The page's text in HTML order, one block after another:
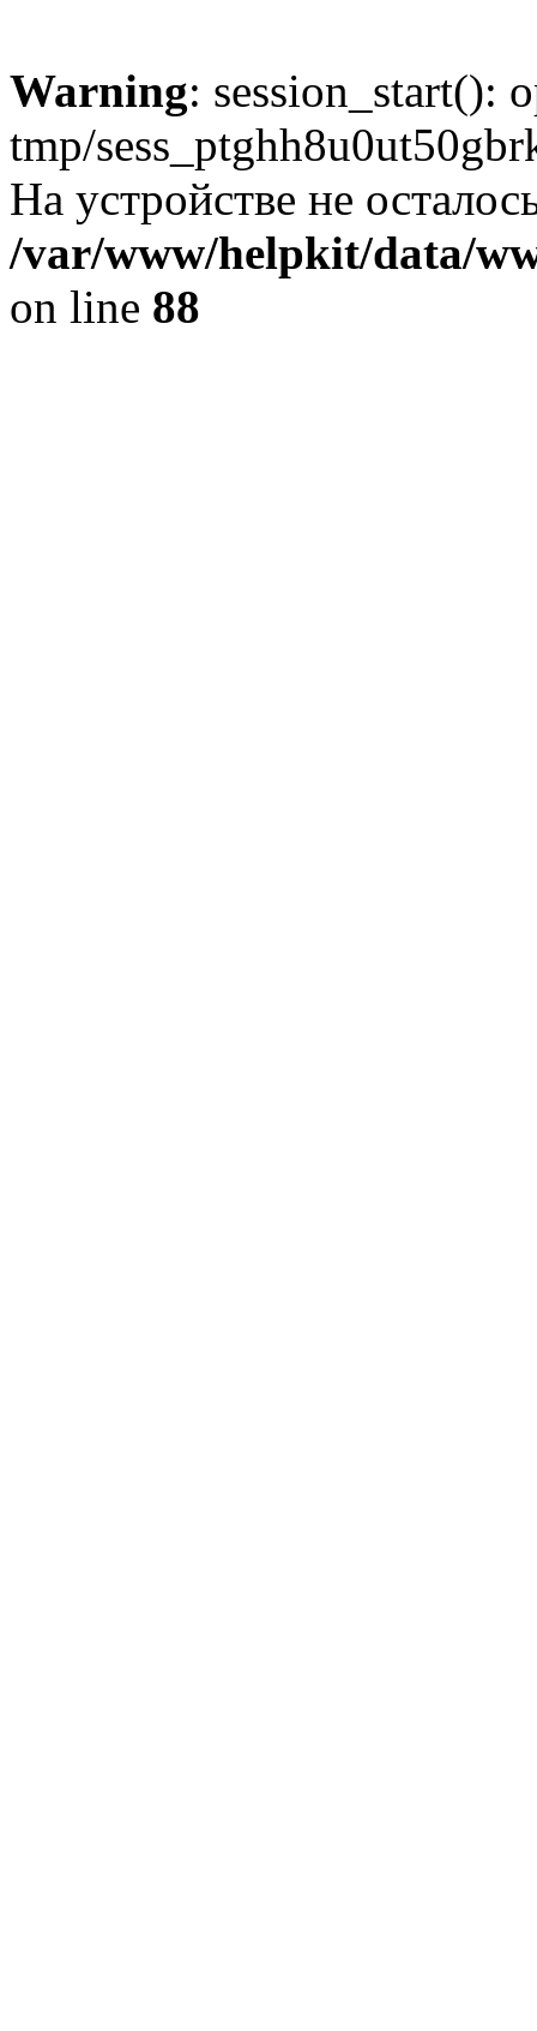
Warning: session_start():
tmp/
На устройстве не
/var/www/helpkit/data/
on line 88